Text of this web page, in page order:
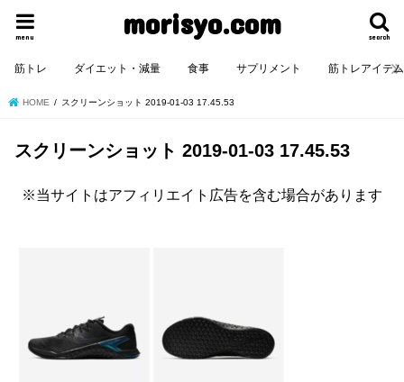
morisyo.com search
menu
筋トレ ダイエット・減量 食事 サプリメント 筋トレアイテム
HOME スクリーンショット 2019-01-03 17.45.53
スクリーンショット 2019-01-03 17.45.53
※当サイトはアフィリエイト広告を含む場合があります